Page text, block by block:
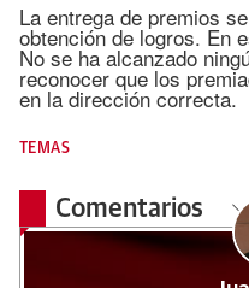
La entrega de premios
obtención de logros. En
No se ha alcanzado
reconocer que los
en la dirección correcta.
TEMAS
Comentarios